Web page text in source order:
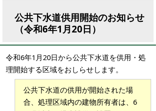
公共下水道供用開始のお知らせ
（令和6年1月20日）
令和6年1月20日から公共下水道を供用・処
理開始する区域をおしらせします。
公共下水道の供用が開始された場
合、処理区域内の建物所有者は、6